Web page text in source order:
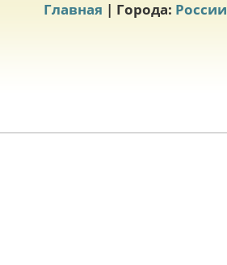
Главная | Города: России